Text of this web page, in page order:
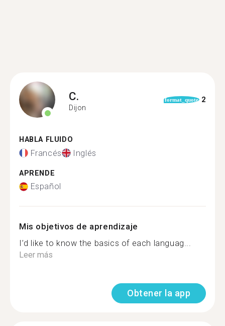
C.
Dijon
format_quote 2
HABLA FLUIDO
Francés Inglés
APRENDE
Español
Mis objetivos de aprendizaje
I’d like to know the basics of each languag...
Leer más
Obtener la app